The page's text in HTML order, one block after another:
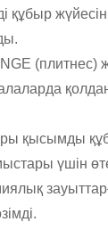
құбыр
(плитнес)
қысымды
үшін